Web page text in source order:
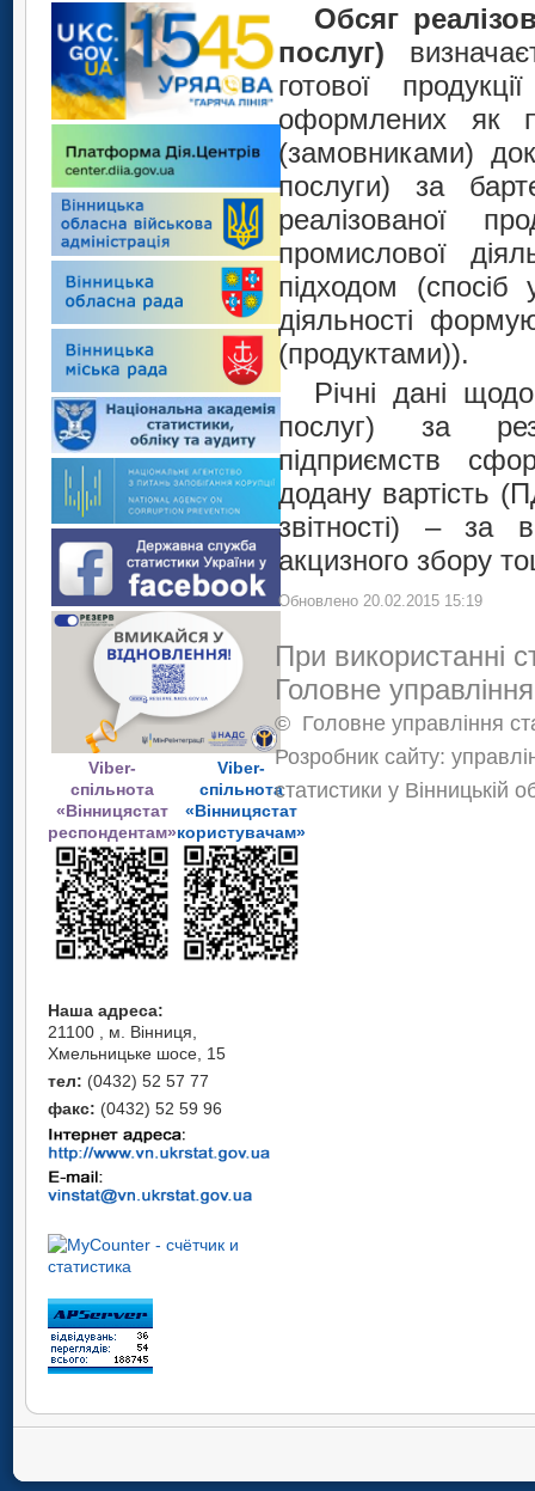
Viber-
спільнота
«Вінницястат
респондентам»
Viber-
спільнота
«Вінницястат
користувачам»
Наша адреса:
21100 , м. Вінниця,
Хмельницьке шосе, 15
тел: (0432) 52 57 77
факс: (0432) 52 59 96
Обсяг
послуг)
готової
оформлених як
(замовниками)
послуги) за
реалізованої
промислової
підходом
діяльності
(продуктами)).
Річні дані
послуг) за
підприємств
додану вартість
звітності) – за
акцизного збору
Обновлено 20.02.2015 15:19
При використанні
Головне
© Головне управління
Розробник сайту:
статистики у Вінницькій